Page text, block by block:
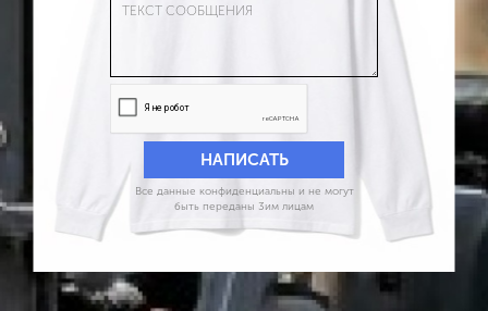
Все данные конфиденциальны и не могут
быть переданы 3им лицам